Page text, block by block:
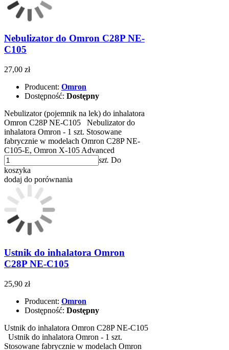
Nebulizator do Omron C28P NE-
C105
27,00 zł
Producent: Omron
Dostępność: Dostępny
Nebulizator (pojemnik na lek) do inhalatora
Omron C28P NE-C105 Nebulizator do
inhalatora Omron - 1 szt. Stosowane
fabrycznie w modelach Omron C28P NE-
C105-E, Omron X-105 Advanced
szt. Do
koszyka
dodaj do porównania
Ustnik do inhalatora Omron
C28P NE-C105
25,90 zł
Producent: Omron
Dostępność: Dostępny
Ustnik do inhalatora Omron C28P NE-C105
Ustnik do inhalatora Omron - 1 szt.
Stosowane fabrycznie w modelach Omron